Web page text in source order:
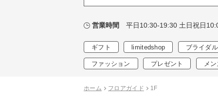
営業時間 平日10:30-19:30 土日祝日
ギフト limitedshop ブライダル
ファッション プレゼント メ
ホーム フロアガイド 1F